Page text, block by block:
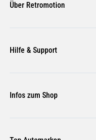
Über Retromotion
Unsere Jobs
Magazin
Hilfe & Support
Zahlungsmethoden
Versand & Lieferung
Rückgabe & Erstattung
Infos zum Shop